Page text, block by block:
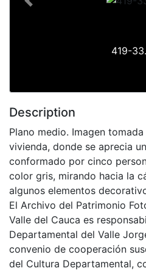
419-
Previous
Description
Plano medio. Imagen
vivienda, donde se aprecia
conformado por cinco
color gris, mirando hacia la
algunos elementos
El Archivo del Patrimonio
Valle del Cauca es
Departamental del Valle
convenio de cooperación
del Cultura Departamental,